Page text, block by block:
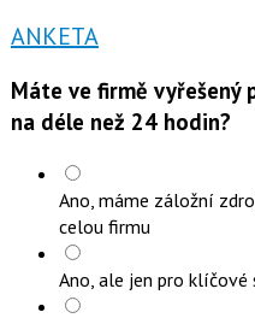
ANKETA
Máte ve firmě vyřešený
na déle než 24 hodin?
Ano, máme záložní
celou firmu
Ano, ale jen pro klíčové